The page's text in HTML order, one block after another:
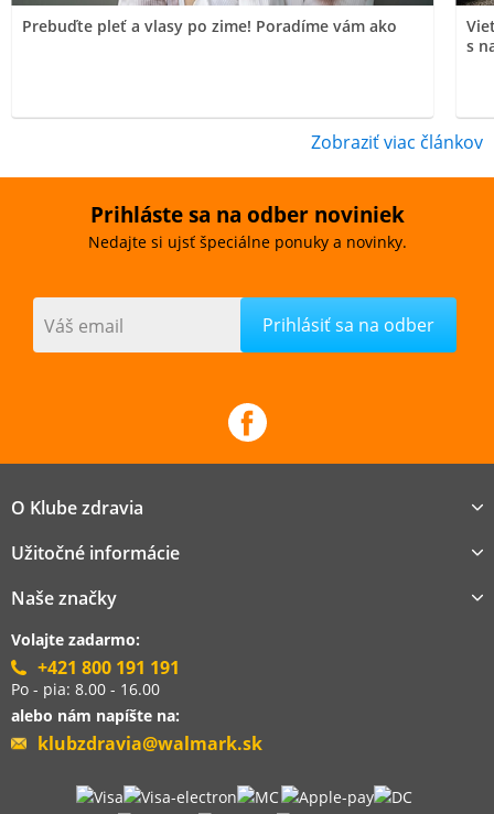
Prebuďte pleť a vlasy po zime! Poradíme vám ako
s
Zobraziť viac článkov
Prihláste sa na odber noviniek
Nedajte si ujsť špeciálne ponuky a novinky.
Váš email
O Klube zdravia
Užitočné informácie
Naše značky
Volajte zadarmo:
+421 800 191 191
Po - pia: 8.00 - 16.00
alebo nám napíšte na:
klubzdravia@walmark.sk